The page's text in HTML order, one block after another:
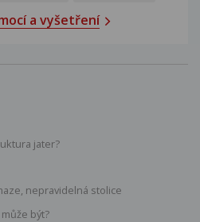
a vyšetření
jater?
nepravidelná stolice
být?